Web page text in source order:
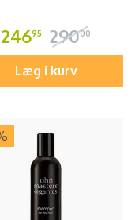
24695 29000
Læg i kurv